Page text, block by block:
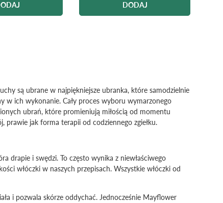
DODAJ
są ubrane w najpiękniejsze ubranka, które samodzielnie
w ich wykonanie. Cały proces wyboru wymarzonego
ubrań, które promieniują miłością od momentu
prawie jak forma terapii od codziennego zgiełku.
drapie i swędzi. To często wynika z niewłaściwego
włóczki w naszych przepisach. Wszystkie włóczki od
i pozwala skórze oddychać. Jednocześnie Mayflower